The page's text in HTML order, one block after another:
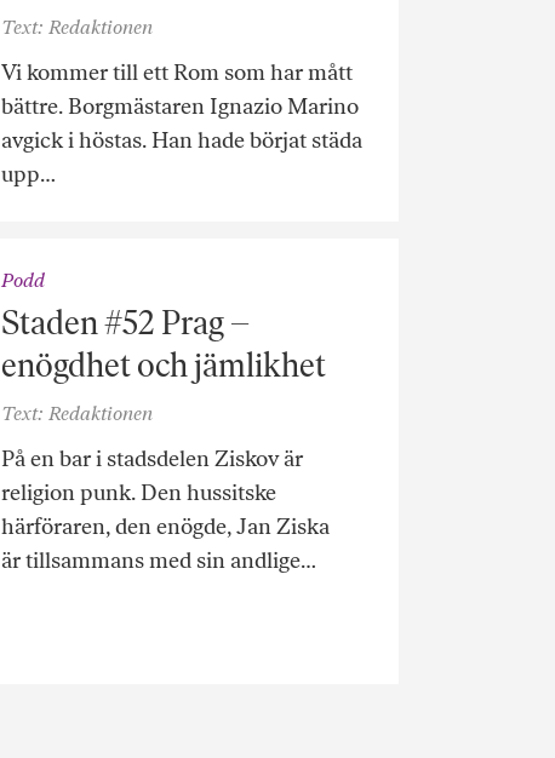
Text: Redaktionen
Vi kommer till ett Rom som har mått
bättre. Borgmästaren Ignazio Marino
avgick i höstas. Han hade börjat städa
upp…
Podd
Staden #52 Prag –
enögdhet och jämlikhet
Text: Redaktionen
På en bar i stadsdelen Ziskov är
religion punk. Den hussitske
härföraren, den enögde, Jan Ziska
är tillsammans med sin andlige…